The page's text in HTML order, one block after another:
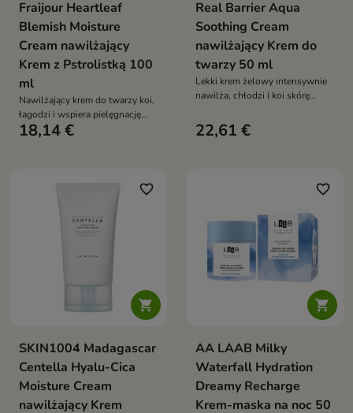
Fraijour Heartleaf
Blemish Moisture
Cream nawilżający
Krem z Pstrolistką 100
ml
Nawilżający krem do twarzy koi,
łagodzi i wspiera pielęgnację
skóry trądzikowej oraz
pantenolem pomaga ograniczać
przywracać cerze komfort
18,14 €
Real Barrier Aqua
Soothing Cream
nawilżający Krem do
twarzy 50 ml
Lekki krem żelowy intensywnie
nawilża, chłodzi i koi skórę
zaczerwienioną. Formuła z 5
formami kwasu hialuronowego,
22,61 €

favorite_border
SKIN1004 Madagascar
Centella Hyalu-Cica
Moisture Cream
nawilżający Krem

favorite_border
AA LAAB Milky
Waterfall Hydration
Dreamy Recharge
Krem-maska na noc 50